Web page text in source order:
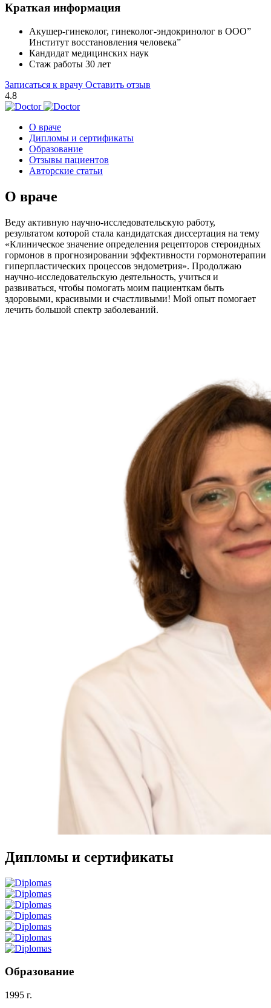
Краткая информация
Акушер-гинеколог, гинеколог-эндокринолог в ООО”
Институт восстановления человека”
Кандидат медицинских наук
Стаж работы 30 лет
Записаться к врачу Оставить отзыв
4.8
О враче
Дипломы и сертификаты
Образование
Отзывы пациентов
Авторские статьи
О враче
Веду активную научно-исследовательскую работу,
результатом которой стала кандидатская диссертация на тему
«Клиническое значение определения рецепторов стероидных
гормонов в прогнозировании эффективности гормонотерапии
гиперпластических процессов эндометрия». Продолжаю
научно-исследовательскую деятельность, учиться и
развиваться, чтобы помогать моим пациенткам быть
здоровыми, красивыми и счастливыми! Мой опыт помогает
лечить большой спектр заболеваний.
Дипломы и сертификаты
Образование
1995 г.